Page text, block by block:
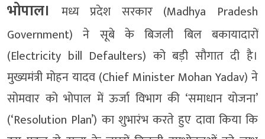
भोपाल।
मध्य प्रदेश सरकार (Madhya Pradesh
Government) ने सूबे के बिजली बिल बकायादारों
(Electricity bill Defaulters) को बड़ी सौगात दी है।
मुख्यमंत्री मोहन यादव (Chief Minister Mohan Yadav) ने
सोमवार को भोपाल में ऊर्जा विभाग की ‘समाधान योजना’
(‘Resolution Plan’) का शुभारंभ करते हुए दावा किया कि